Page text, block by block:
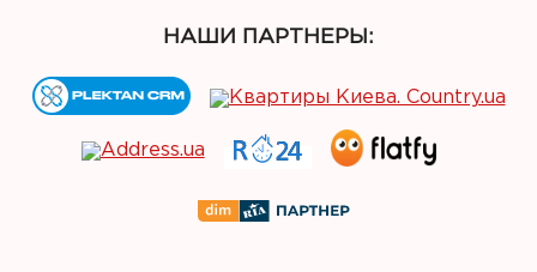
НАШИ ПАРТНЕРЫ: